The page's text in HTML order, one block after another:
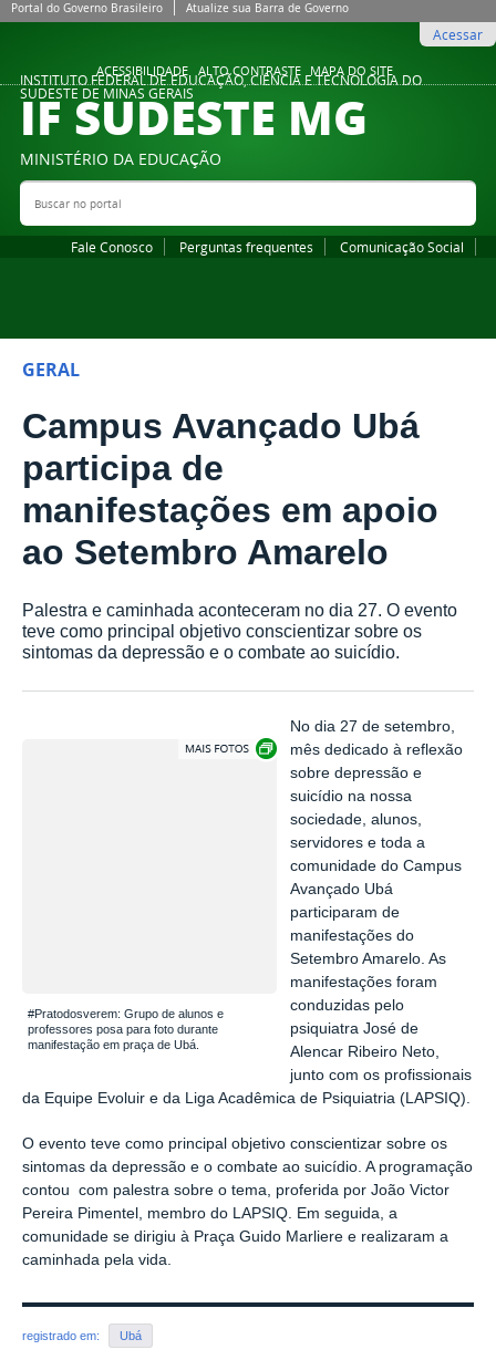
ACESSIBILIDADE ALTO CONTRASTE MAPA DO SITE
Portal do Governo Brasileiro Atualize sua Barra de Governo
Acessar
INSTITUTO FEDERAL DE EDUCAÇÃO, CIÊNCIA E TECNOLOGIA DO
SUDESTE DE MINAS GERAIS
IF SUDESTE MG
MINISTÉRIO DA EDUCAÇÃO
Buscar no portal
Fale Conosco Perguntas frequentes Comunicação Social
GERAL
Campus Avançado Ubá
participa de
manifestações em apoio
ao Setembro Amarelo
Palestra e caminhada aconteceram no dia 27. O evento
teve como principal objetivo conscientizar sobre os
sintomas da depressão e o combate ao suicídio.
Exibir carrossel de imagens
#Pratodosverem: Grupo de alunos e
professores posa para foto durante
manifestação em praça de Ubá.
No dia 27 de setembro,
mês dedicado à reflexão
sobre depressão e
suicídio na nossa
sociedade, alunos,
servidores e toda a
comunidade do Campus
Avançado Ubá
participaram de
manifestações do
Setembro Amarelo. As
manifestações foram
conduzidas pelo
psiquiatra José de
Alencar Ribeiro Neto,
junto com os profissionais
da Equipe Evoluir e da Liga Acadêmica de Psiquiatria (LAPSIQ).
O evento teve como principal objetivo conscientizar sobre os
sintomas da depressão e o combate ao suicídio. A programação
contou com palestra sobre o tema, proferida por João Victor
Pereira Pimentel, membro do LAPSIQ. Em seguida, a
comunidade se dirigiu à Praça Guido Marliere e realizaram a
caminhada pela vida.
registrado em: Ubá